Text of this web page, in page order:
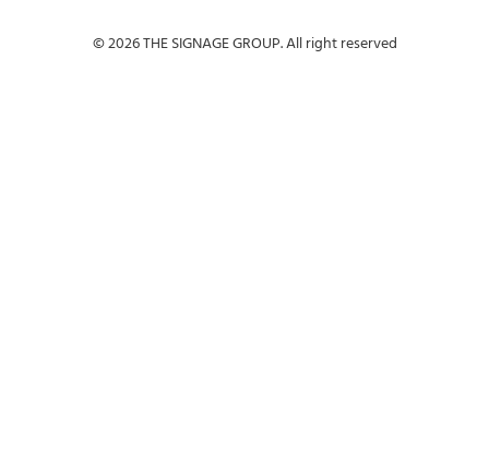
© 2026 THE SIGNAGE GROUP. All right reserved